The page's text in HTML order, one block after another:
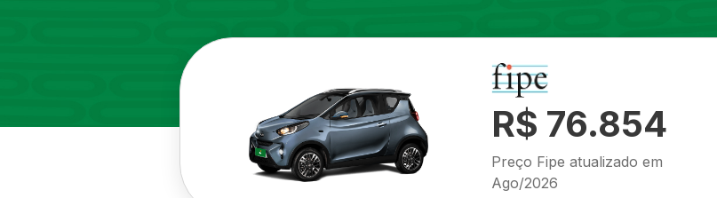
R$ 76.854
Preço Fipe atualizado em
Ago/2026